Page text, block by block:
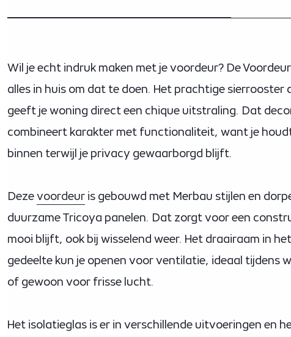
Wil je echt indruk maken met je voordeur? De
alles in huis om dat te doen. Het prachtige sierrooster
geeft je woning direct een chique uitstraling. Dat
combineert karakter met functionaliteit, want je
binnen terwijl je privacy gewaarborgd blijft.
Dezevoordeur is gebouwd met Merbau stijlen en
duurzame Tricoya panelen. Dat zorgt voor een
mooi blijft, ook bij wisselend weer. Het draairaam in
gedeelte kun je openen voor ventilatie, ideaal tijdens
of gewoon voor frisse lucht.
Het isolatieglas is er in verschillende uitvoeringen en